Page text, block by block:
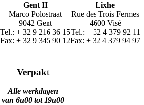
Gent II
Marco Polostraat
9042 Gent
Tel.: + 32 9 216 36 15
Fax: + 32 9 345 90 12
Lixhe
Rue des Trois Fermes
4600 Visé
Tel.: + 32 4 379 92 11
Fax: + 32 4 379 94 97
Verpakt
Alle werkdagen
van 6u00 tot 19u00